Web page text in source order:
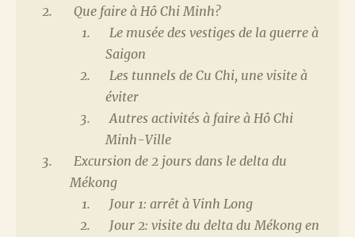
Que faire à Hô Chi Minh?
Le musée des vestiges de la guerre à
Saigon
Les tunnels de Cu Chi, une visite à
éviter
Autres activités à faire à Hô Chi
Minh-Ville
Excursion de 2 jours dans le delta du
Mékong
Jour 1: arrêt à Vinh Long
Jour 2: visite du delta du Mékong en